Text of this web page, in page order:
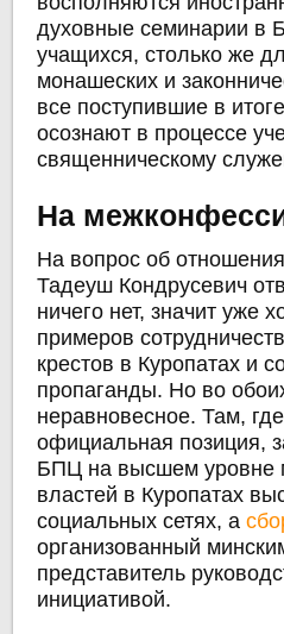
духовные семинарии в
учащихся, столько же
монашеских и
все поступившие в
осознают в процессе
священническому
На
На вопрос об
Тадеуш Кондрусевич
ничего нет, значит уже
примеров
крестов в Куропатах и
пропаганды. Но во
неравновесное. Там,
официальная позиция,
БПЦ на высшем уровне
властей в Куропатах
социальных сетях, а
организованный
представитель
инициативой.